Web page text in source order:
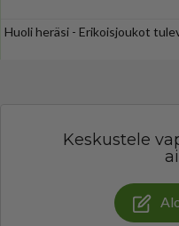
Huoli heräsi - Erikoisjoukot
Keskustele